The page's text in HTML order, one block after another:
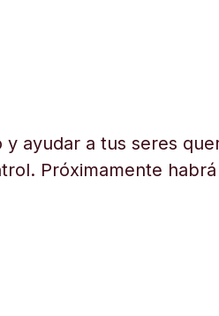
ayudar a tus seres
Próximamente